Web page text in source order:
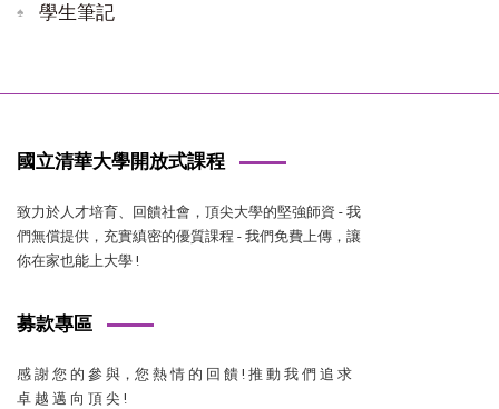
學生筆記
國立清華大學開放式課程
致力於人才培育、回饋社會，頂尖大學的堅強師資 - 我
們無償提供，充實縝密的優質課程 - 我們免費上傳，讓
你在家也能上大學 !
募款專區
感 謝 您 的 參 與，您 熱 情 的 回 饋 ! 推 動 我 們 追 求
卓 越 邁 向 頂 尖 !